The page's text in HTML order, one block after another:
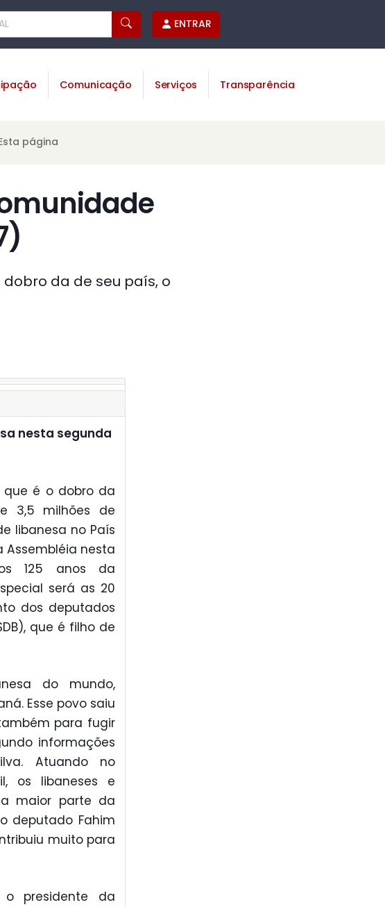
ENTRAR
Comunicação Serviços Transparência
página
da de seu país, o
nesta segunda
que é o dobro da
3,5 milhões de
libanesa no País
Assembléia nesta
125 anos da
será as 20
dos deputados
que é filho de
do mundo,
Esse povo saiu
para fugir
informações
Atuando no
os libaneses e
a maior parte da
deputado Fahim
muito para
o presidente da